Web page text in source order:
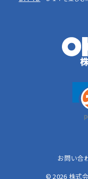
お問い合
© 2026 株式